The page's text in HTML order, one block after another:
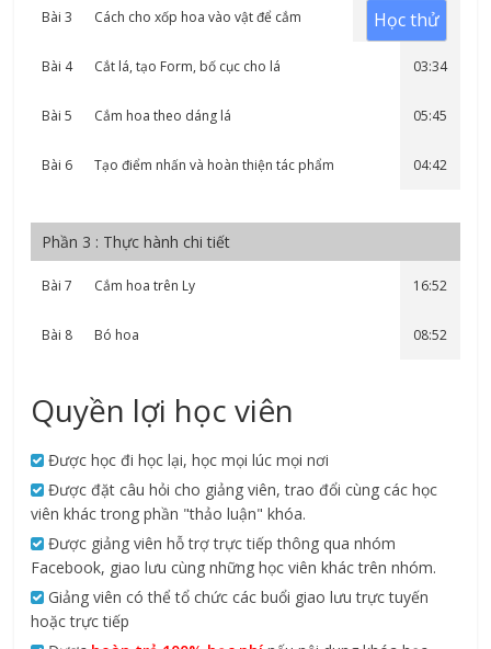
Bài 3 Cách cho xốp hoa vào vật để cắm 03:16
Học thử
Bài 4 Cắt lá, tạo Form, bố cục cho lá 03:34
Bài 5 Cắm hoa theo dáng lá 05:45
Bài 6 Tạo điểm nhấn và hoàn thiện tác phẩm 04:42
Phần 3 : Thực hành chi tiết
Bài 7 Cắm hoa trên Ly 16:52
Bài 8 Bó hoa 08:52
Quyền lợi học viên
Được học đi học lại, học mọi lúc mọi nơi
Được đặt câu hỏi cho giảng viên, trao đổi cùng các học
viên khác trong phần "thảo luận" khóa.
Được giảng viên hỗ trợ trực tiếp thông qua nhóm
Facebook, giao lưu cùng những học viên khác trên nhóm.
Giảng viên có thể tổ chức các buổi giao lưu trực tuyến
hoặc trực tiếp